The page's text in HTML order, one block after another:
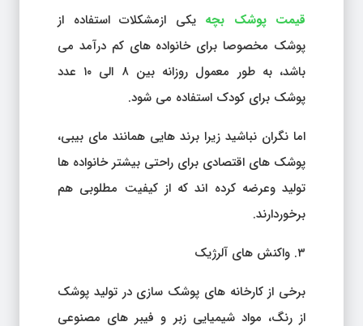
قیمت پوشک بچه یکی ازمشکلات استفاده از
پوشک مخصوصا برای خانواده های کم درآمد می
باشد، به طور معمول روزانه بین ۸ الی ۱۰ عدد
پوشک برای کودک استفاده می شود.
اما نگران نباشید زیرا برند هایی همانند مای بیبی،
پوشک های اقتصادی برای راحتی بیشتر خانواده ها
تولید وعرضه کرده اند که از کیفیت مطلوبی هم
برخوردارند.
۳. واکنش های آلرژیک
برخی از کارخانه های پوشک سازی در تولید پوشک
از رنگ، مواد شیمیایی زبر و فیبر های مصنوعی